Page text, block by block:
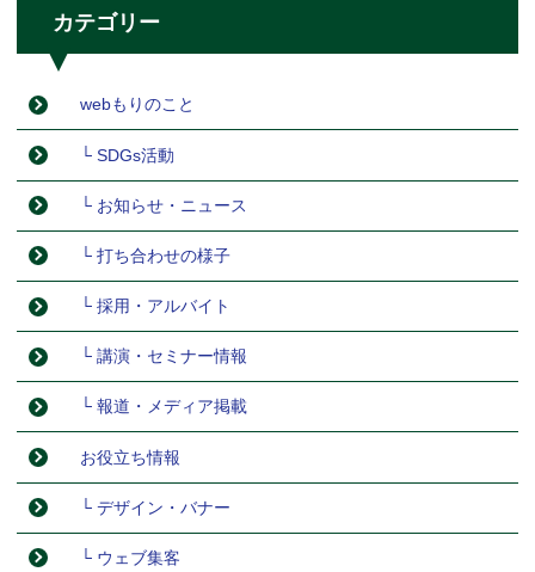
カテゴリー
webもりのこと
└ SDGs活動
└ お知らせ・ニュース
└ 打ち合わせの様子
└ 採用・アルバイト
└ 講演・セミナー情報
└ 報道・メディア掲載
お役立ち情報
└ デザイン・バナー
└ ウェブ集客